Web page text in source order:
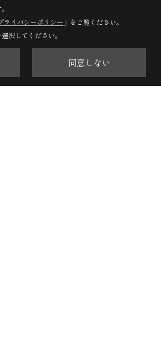
ライバシーポリシー 」をご覧ください。
択してください。
同意しない